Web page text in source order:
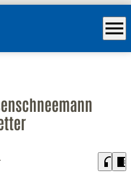
menu
headphones chrome_reader_mode